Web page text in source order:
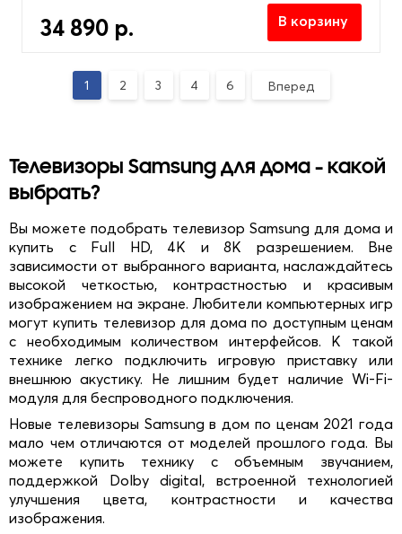
34 890 р. В корзину
1 2 3 4 6 Вперед
Телевизоры Samsung для дома - какой
выбрать?
Вы можете подобрать телевизор Samsung для дома и
купить с Full HD, 4К и 8К разрешением. Вне
зависимости от выбранного варианта, наслаждайтесь
высокой четкостью, контрастностью и красивым
изображением на экране. Любители компьютерных игр
могут купить телевизор для дома по доступным ценам
с необходимым количеством интерфейсов. К такой
технике легко подключить игровую приставку или
внешнюю акустику. Не лишним будет наличие Wi-Fi-
модуля для беспроводного подключения.
Новые телевизоры Samsung в дом по ценам 2021 года
мало чем отличаются от моделей прошлого года. Вы
можете купить технику с объемным звучанием,
поддержкой Dolby digital, встроенной технологией
улучшения цвета, контрастности и качества
изображения.